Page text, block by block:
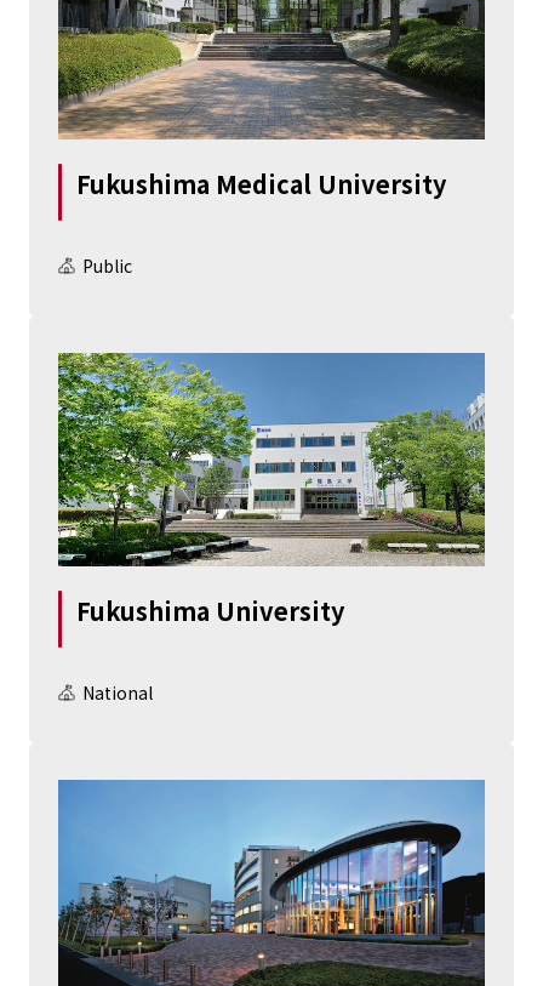
Fukushima Medical University
Public
Fukushima University
National